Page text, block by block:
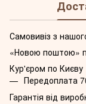
Самовивіз з
«Новою поштою»
Кур'єром по Києву
Передоплата
Гарантія від